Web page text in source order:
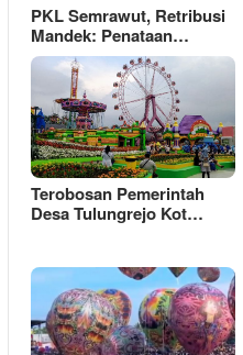
PKL Semrawut, Retribusi
Mandek: Penataan…
Terobosan Pemerintah
Desa Tulungrejo Kot…